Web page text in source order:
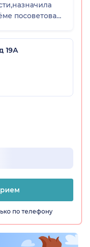
посоветовала
Водолазскому
сделал
Спасибо
очень
19А
по телефону